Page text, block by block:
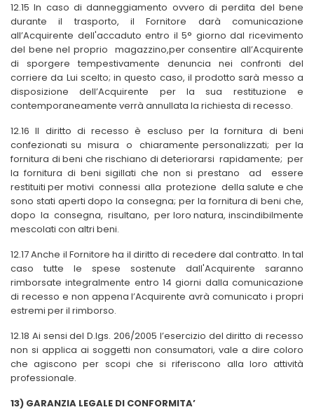
12.15 In caso di danneggiamento ovvero di perdita del bene
durante il trasporto, il Fornitore darà comunicazione
all’Acquirente dell'accaduto entro il 5° giorno dal ricevimento
del bene nel proprio magazzino,per consentire all’Acquirente
di sporgere tempestivamente denuncia nei confronti del
corriere da Lui scelto; in questo caso, il prodotto sarà messo a
disposizione dell’Acquirente per la sua restituzione e
contemporaneamente verrà annullata la richiesta di recesso.
12.16 Il diritto di recesso è escluso per la fornitura di beni
confezionati su misura o chiaramente personalizzati; per la
fornitura di beni che rischiano di deteriorarsi rapidamente; per
la fornitura di beni sigillati che non si prestano ad essere
restituiti per motivi connessi alla protezione della salute e che
sono stati aperti dopo la consegna; per la fornitura di beni che,
dopo la consegna, risultano, per loro natura, inscindibilmente
mescolati con altri beni.
12.17 Anche il Fornitore ha il diritto di recedere dal contratto. In tal
caso tutte le spese sostenute dall'Acquirente saranno
rimborsate integralmente entro 14 giorni dalla comunicazione
di recesso e non appena l’Acquirente avrà comunicato i propri
estremi per il rimborso.
12.18 Ai sensi del D.lgs. 206/2005 l’esercizio del diritto di recesso
non si applica ai soggetti non consumatori, vale a dire coloro
che agiscono per scopi che si riferiscono alla loro attività
professionale.
13) GARANZIA LEGALE DI CONFORMITA’